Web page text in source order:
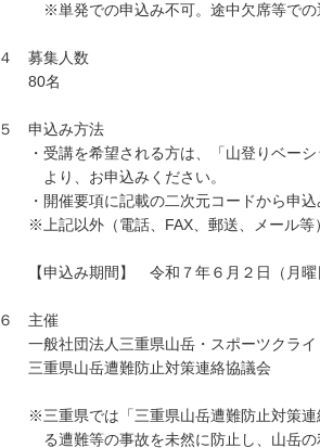
※単発での申込み不可。途中欠席等での返
４ 募集人数
80名
５ 申込み方法
・受講を希望される方は、「山登りベーシ
より、お申込みください。
・開催要項に記載の二次元コードから申込
※上記以外（電話、FAX、郵送、メール等
【申込み期間】 令和７年６月２日（月曜
６ 主催
一般社団法人三重県山岳・スポーツクライ
三重県山岳遭難防止対策連絡協議会
※三重県では「三重県山岳遭難防止対策連
る遭難等の事故を未然に防止し、山岳の利